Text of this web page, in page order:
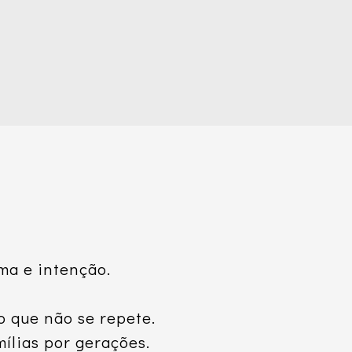
e intenção.
que não se repete.
por gerações.